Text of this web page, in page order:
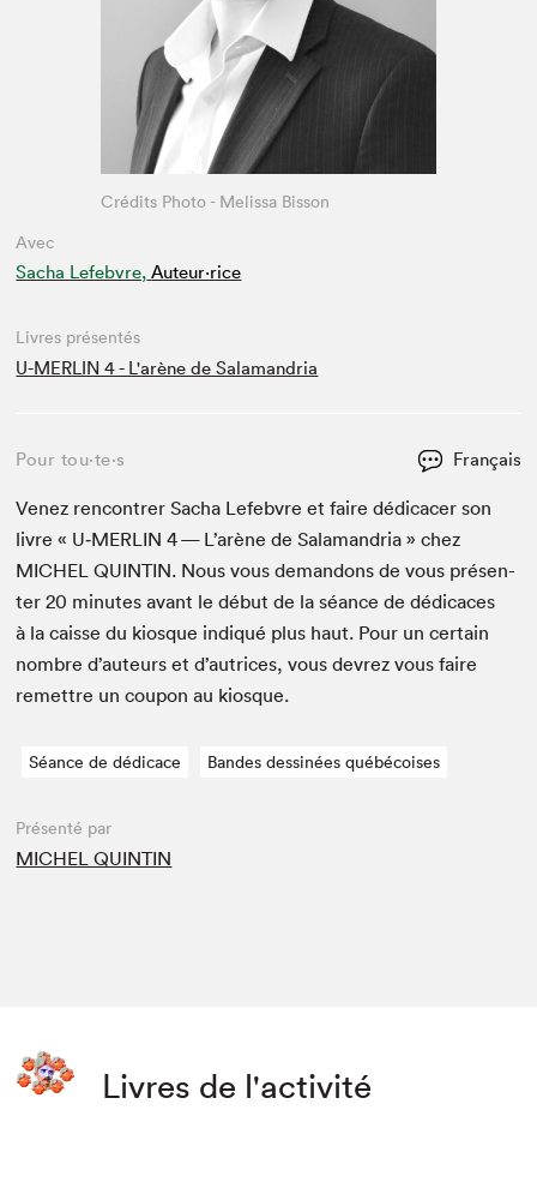
Avec
Sacha Lefebvre, Auteur·rice
Crédits Photo - Melissa Bisson
Livres présentés
U-MERLIN 4 - L'arène de Salamandria
Pour tou⋅te⋅s Français
Venez ren­con­tr­er Sacha Lefeb­vre et faire dédi­cac­er son
livre « U‑MERLIN 4— L’arène de Sala­man­dria » chez
MICHEL QUINTIN. Nous vous deman­dons de vous présen­
ter20 min­utes avant le début de la séance de dédi­caces
à la caisse du kiosque indiqué plus haut. Pour un cer­tain
nom­bre d’auteurs et d’autrices, vous devrez vous faire
remet­tre un coupon au kiosque.
Séance de dédicace Bandes dessinées québécoises
Présenté par
MICHEL QUINTIN
Livres de l'activité